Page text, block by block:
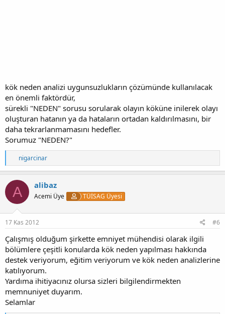
kök neden analizi uygunsuzlukların çözümünde kullanılacak
en önemli faktördür,
sürekli "NEDEN" sorusu sorularak olayın köküne inilerek olayı
oluşturan hatanın ya da hataların ortadan kaldırılmasını, bir
daha tekrarlanmamasını hedefler.
Sorumuz "NEDEN?"
T
e
p
k
i
e
r
:
nigarcinar
A alibaz
Acemi Üye TÜİSAG Üyesi
17 Kas 2012 #6
Çalışmış olduğum şirkette emniyet mühendisi olarak ilgili
bölümlere çeşitli konularda kök neden yapılması hakkında
destek veriyorum, eğitim veriyorum ve kök neden analizlerine
katılıyorum.
Yardıma ihitiyacınız olursa sizleri bilgilendirmekten
memnuniyet duyarım.
Selamlar